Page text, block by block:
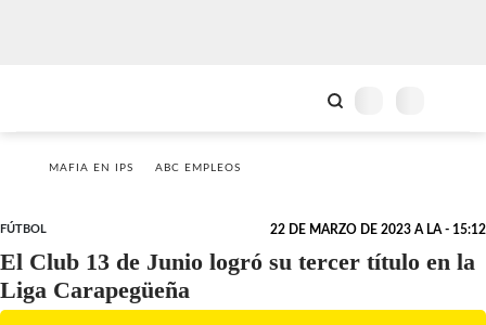
MAFIA EN IPS ABC EMPLEOS
FÚTBOL 22 DE MARZO DE 2023 A LA - 15:12
El Club 13 de Junio logró su tercer título en la
Liga Carapegüeña